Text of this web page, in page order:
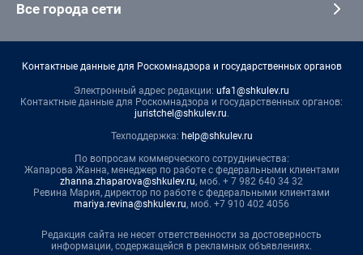
Все города сети
Контактные данные для Роскомнадзора и государственных органов
Электронный адрес редакции: ufa1@shkulev.ru
Контактные данные для Роскомнадзора и государственных органов:
juristchel@shkulev.ru.
Техподдержка: help@shkulev.ru
По вопросам коммерческого сотрудничества:
Жапарова Жанна, менеджер по работе с федеральными клиентами
zhanna.zhaparova@shkulev.ru, моб. + 7 982 640 34 32
Ревина Мария, директор по работе с федеральными клиентами
mariya.revina@shkulev.ru, моб. +7 910 402 4056
Редакция сайта не несет ответственности за достоверность
информации, содержащейся в рекламных объявлениях.